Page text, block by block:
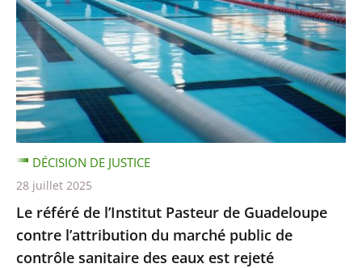
Le référé de l’Institut Pasteur de Guadeloupe
contre l’attribution du marché public de
contrôle sanitaire des eaux est rejeté
DÉCISION DE JUSTICE
28 juillet 2025